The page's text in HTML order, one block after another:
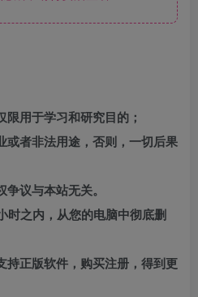
用于学习和研究目的；
或者非法用途，否则，一切后果
议与本站无关。
时之内，从您的电脑中彻底删
持正版软件，购买注册，得到更